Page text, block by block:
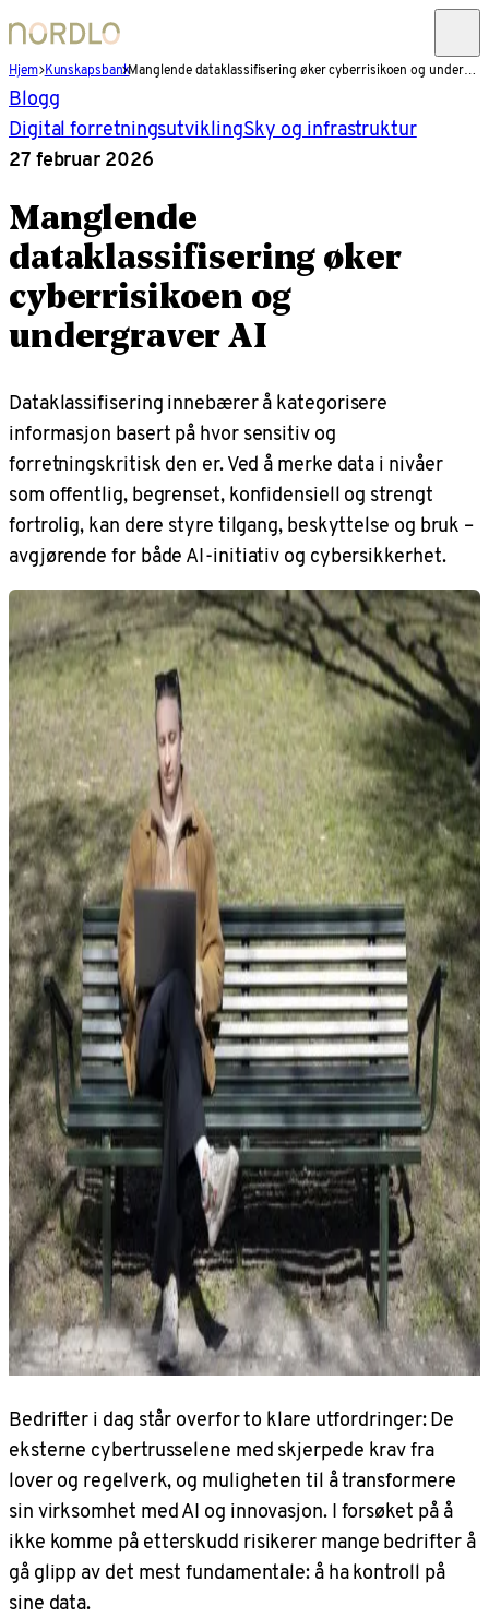
Hjem Kunskapsbank Manglende dataklassifisering øker cyberrisikoen og undergraver AI
Blogg
Digital forretningsutviklingSky og infrastruktur
27 februar 2026
Manglende
dataklassifisering øker
cyberrisikoen og
undergraver AI
Dataklassifisering innebærer å kategorisere
informasjon basert på hvor sensitiv og
forretningskritisk den er. Ved å merke data i nivåer
som offentlig, begrenset, konfidensiell og strengt
fortrolig, kan dere styre tilgang, beskyttelse og bruk –
avgjørende for både AI-initiativ og cybersikkerhet.
Bedrifter i dag står overfor to klare utfordringer: De
eksterne cybertrusselene med skjerpede krav fra
lover og regelverk, og muligheten til å transformere
sin virksomhet med AI og innovasjon. I forsøket på å
ikke komme på etterskudd risikerer mange bedrifter å
gå glipp av det mest fundamentale: å ha kontroll på
sine data.